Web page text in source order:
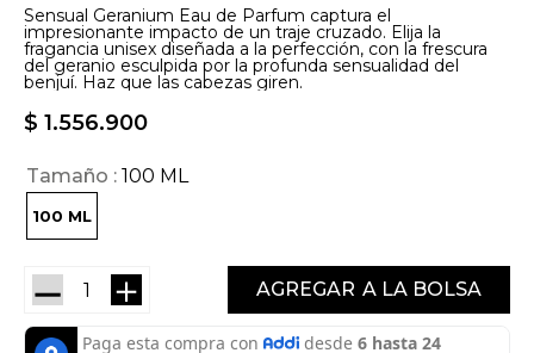
Sensual Geranium Eau de Parfum captura el
impresionante impacto de un traje cruzado. Elija la
fragancia unisex diseñada a la perfección, con la frescura
del geranio esculpida por la profunda sensualidad del
benjuí. Haz que las cabezas giren.
$ 1.556.900
Tamaño 100 ML
100 ML
＋
－ AGREGAR